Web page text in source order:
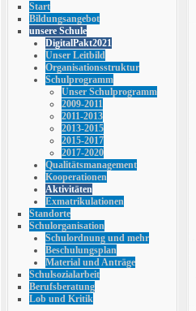
Start
Bildungsangebot
unsere Schule
DigitalPakt2021
Unser Leitbild
Organisationsstruktur
Schulprogramm
Unser Schulprogramm
2009-2011
2011-2013
2013-2015
2015-2017
2017-2020
Qualitätsmanagement
Kooperationen
Aktivitäten
Exmatrikulationen
Standorte
Schulorganisation
Schulordnung und mehr
Beschulungsplan
Material und Anträge
Schulsozialarbeit
Berufsberatung
Lob und Kritik